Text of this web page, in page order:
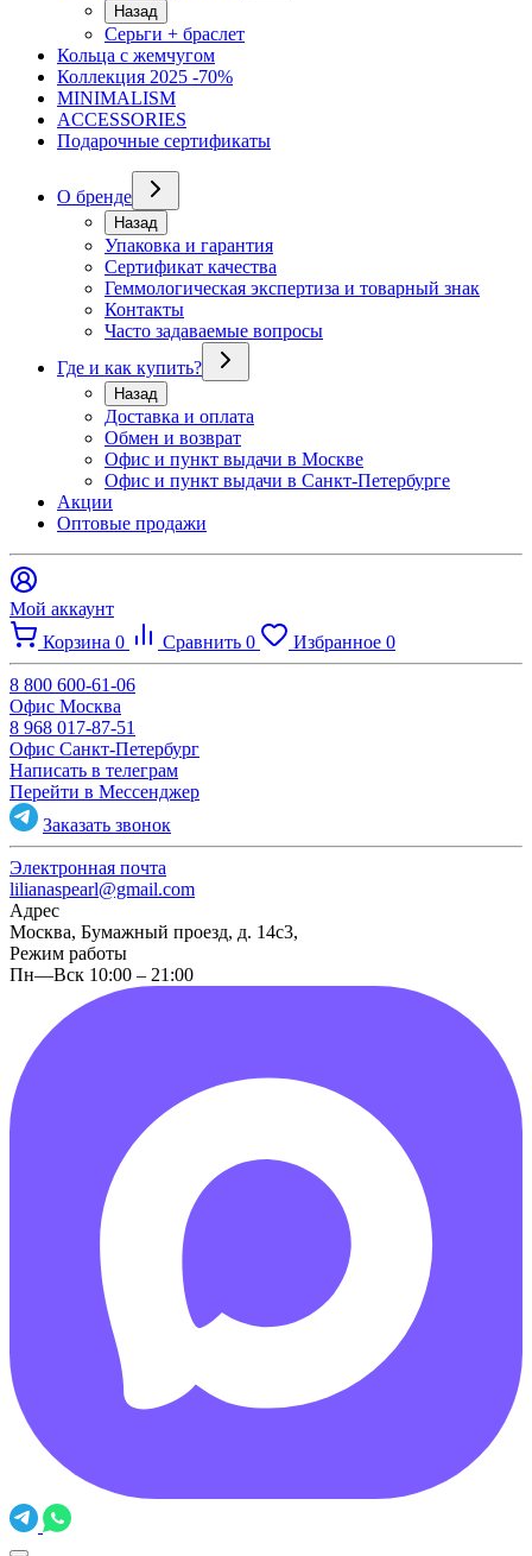
Назад
Серьги + браслет
Кольца с жемчугом
Коллекция 2025 -70%
MINIMALISM
ACCESSORIES
Подарочные сертификаты
О бренде
Назад
Упаковка и гарантия
Сертификат качества
Геммологическая экспертиза и товарный знак
Контакты
Часто задаваемые вопросы
Где и как купить?
Назад
Доставка и оплата
Обмен и возврат
Офис и пункт выдачи в Москве
Офис и пункт выдачи в Санкт-Петербурге
Акции
Оптовые продажи
Мой аккаунт
Корзина 0 Сравнить 0 Избранное 0
8 800 600-61-06
Офис Москва
8 968 017-87-51
Офис Санкт-Петербург
Написать в телеграм
Перейти в Мессенджер
Заказать звонок
Электронная почта
lilianaspearl@gmail.com
Адрес
Москва, Бумажный проезд, д. 14с3,
Режим работы
Пн—Вск 10:00 – 21:00